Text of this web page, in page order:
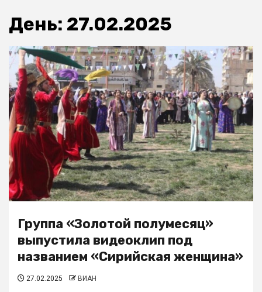
День: 27.02.2025
Группа «Золотой полумесяц»
выпустила видеоклип под
названием «Сирийская женщина»
27.02.2025 ВИАН